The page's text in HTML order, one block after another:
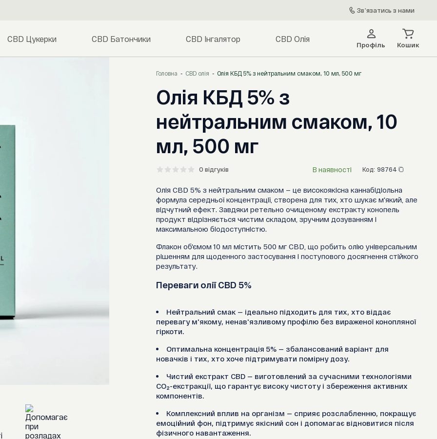
Звʼязатись з нами
CBD Цукерки CBD Батончики CBD Інгалятор CBD Олія
Профіль Кошик
Головна CBD олія Олія КБД 5% з нейтральним смаком, 10 мл, 500 мг
Олія КБД 5% з
нейтральним смаком, 10
мл, 500 мг
0 відгуків В наявності Код: 98764
Олія CBD 5% з нейтральним смаком — це високоякісна каннабідіольна
формула середньої концентрації, створена для тих, хто шукає м'який, але
відчутний ефект. Завдяки ретельно очищеному екстракту конопель
продукт відрізняється чистим складом, зручним дозуванням і
максимальною біодоступністю.
Флакон об'ємом 10 мл містить 500 мг CBD, що робить олію універсальним
рішенням для щоденного застосування і поступового досягнення стійкого
результату.
Переваги олії CBD 5%
Нейтральний смак — ідеально підходить для тих, хто віддає
перевагу м'якому, ненав'язливому профілю без вираженої конопляної
гіркоти.
Оптимальна концентрація 5% — збалансований варіант для
новачків і тих, хто хоче підтримувати помірну дозу.
Чистий екстракт CBD — виготовлений за сучасними технологіями
CO₂-екстракції, що гарантує високу чистоту і збереження активних
компонентів.
Комплексний вплив на організм — сприяє розслабленню, покращує
емоційний фон, підтримує якісний сон і допомагає відновитися після
фізичного навантаження.